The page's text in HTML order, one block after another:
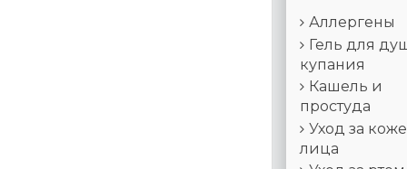
Аллергены
Гель для
купания
Кашель и
простуда
Уход за
лица